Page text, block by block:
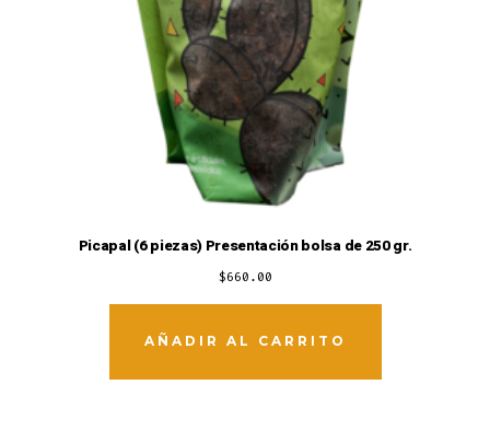
Picapal (6 piezas) Presentación bolsa de 250 gr.
$660.00
AÑADIR AL CARRITO